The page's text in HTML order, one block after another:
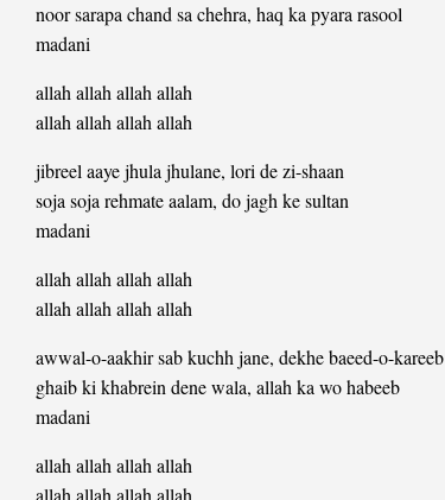
noor sarapa chand sa chehra, haq ka pyara rasool
madani
allah allah allah allah
allah allah allah allah
jibreel aaye jhula jhulane, lori de zi-shaan
soja soja rehmate aalam, do jagh ke sultan
madani
allah allah allah allah
allah allah allah allah
awwal-o-aakhir sab kuchh jane, dekhe baeed-o-kareeb
ghaib ki khabrein dene wala, allah ka wo habeeb
madani
allah allah allah allah